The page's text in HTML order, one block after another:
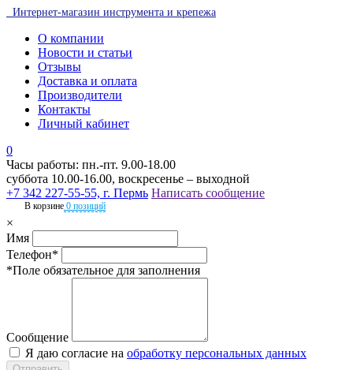
Интернет-магазин инструмента и крепежа
О компании
Новости и статьи
Отзывы
Доставка и оплата
Производители
Контакты
Личный кабинет
0
Часы работы: пн.-пт. 9.00-18.00
суббота 10.00-16.00, воскресенье – выходной
+7 342 227-55-55, г. Пермь Написать сообщение
В корзине 0 позиций
×
Имя
Телефон*
*Поле обязательное для заполнения
Сообщение
Я даю согласие на обработку персональных данных